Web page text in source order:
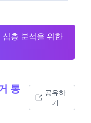
층 분석을 위한
통
공유하
기